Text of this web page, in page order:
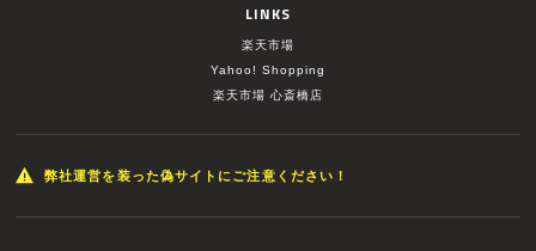
LINKS
楽天市場
Yahoo! Shopping
楽天市場 心斎橋店
弊社運営を装った偽サイトにご注意ください！